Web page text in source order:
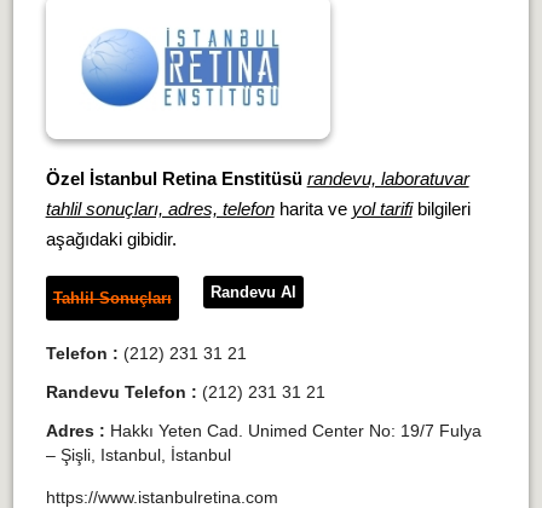
Özel İstanbul Retina Enstitüsü randevu, laboratuvar
tahlil sonuçları, adres, telefonharita ve yol tarifibilgileri
aşağıdaki gibidir.
Tahlil Sonuçları Randevu Al
Telefon : (212) 231 31 21
Randevu Telefon : (212) 231 31 21
Adres : Hakkı Yeten Cad. Unimed Center No: 19/7 Fulya
– Şişli, Istanbul, İstanbul
https://www.istanbulretina.com